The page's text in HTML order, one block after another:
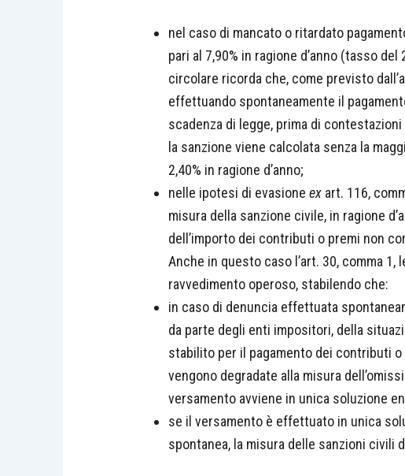
nel caso di mancato o ritardato
pari al 7,90% in ragione d’anno (tasso
circolare ricorda che, come previsto
effettuando spontaneamente il
scadenza di legge, prima di
la sanzione viene calcolata senza la
2,40% in ragione d’anno;
nelle ipotesi di evasione ex art. 116,
misura della sanzione civile, in ragione
dell’importo dei contributi o premi non
Anche in questo caso l’art. 30, comma
ravvedimento operoso, stabilendo che:
in caso di denuncia effettuata
da parte degli enti impositori, della
stabilito per il pagamento dei contributi
vengono degradate alla misura
versamento avviene in unica soluzione
se il versamento è effettuato in unica
spontanea, la misura delle sanzioni civili